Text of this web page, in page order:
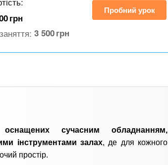
грн
3 500грн
Пробний урок
сучасним обладнанням,
інструментами залах, де для кожного
простір.